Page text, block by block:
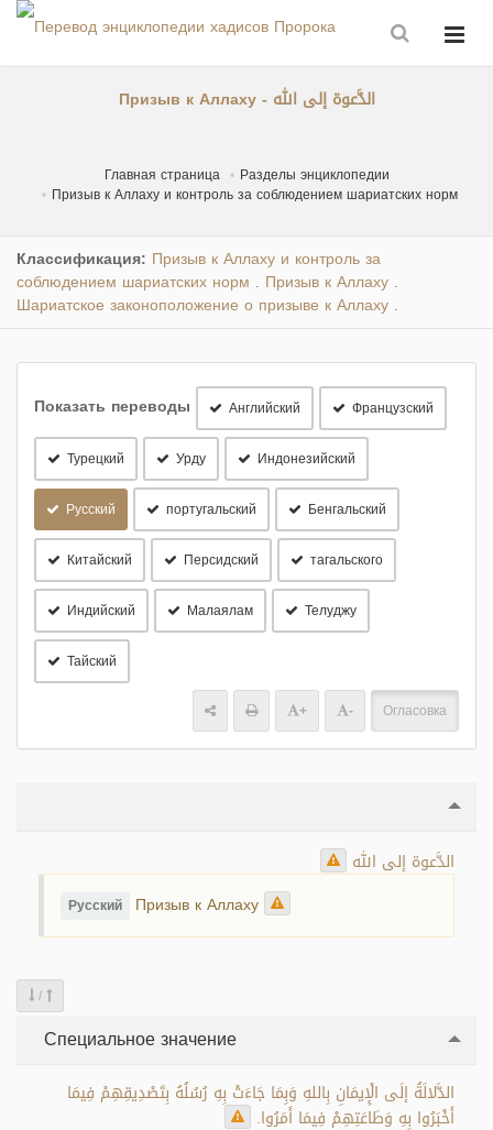
Призыв к Аллаху - الدَّعوة إلى الله
Главная страница
Разделы энциклопедии
Призыв к Аллаху и контроль за соблюдением шариатских норм
Классификация: Призыв к Аллаху и контроль за
соблюдением шариатских норм Призыв к Аллаху
Шариатское законоположение о призыве к Аллаху
Показать переводы Английский Французский
Турецкий Урду Индонезийский
Русский португальский Бенгальский
Китайский Персидский тагальского
Индийский Малаялам Телуджу
Тайский
+ - Огласовка
الدَّعوة إلى الله
Русский Призыв к Аллаху
/
Специальное значение
الدَّلالَةُ إلَى الْإِيمَانِ بِاللهِ وَبِمَا جَاءَتْ بِهِ رُسُلُهُ بِتَصْدِيقِهِمْ فِيمَا
أَخْبَرُوا بِهِ وَطَاعَتِهِمْ فِيمَا أَمَرُوا.